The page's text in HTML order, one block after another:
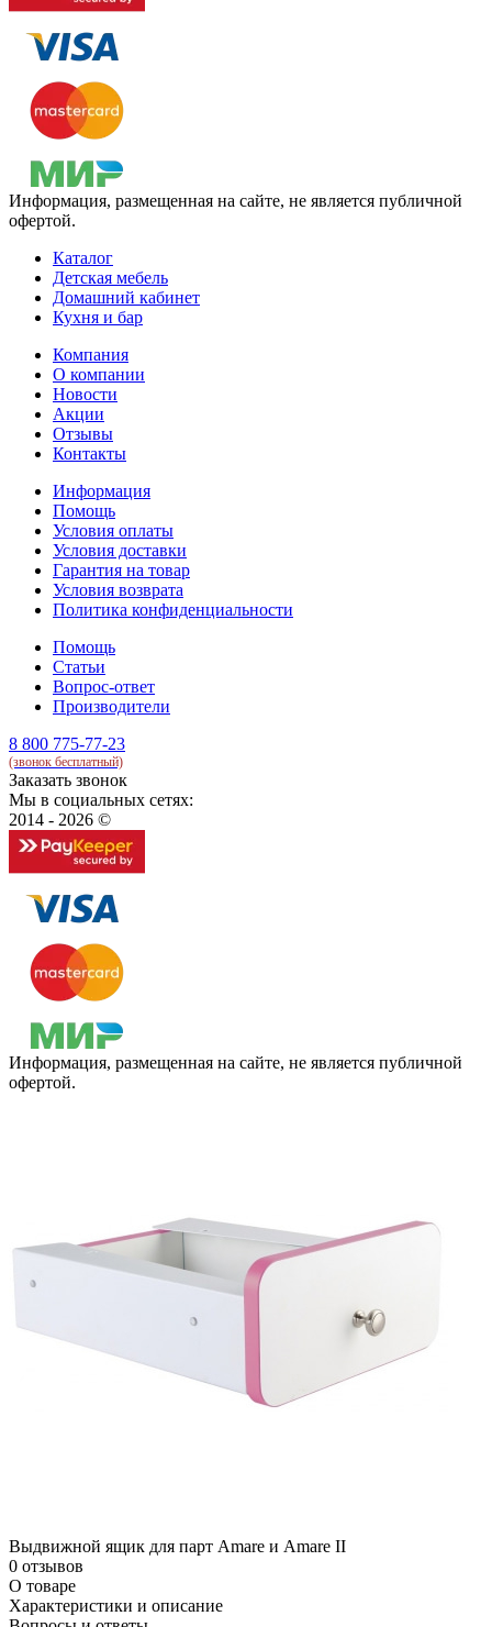
Информация, размещенная на сайте, не является публичной
офертой.
Каталог
Детская мебель
Домашний кабинет
Кухня и бар
Компания
О компании
Новости
Акции
Отзывы
Контакты
Информация
Помощь
Условия оплаты
Условия доставки
Гарантия на товар
Условия возврата
Политика конфиденциальности
Помощь
Статьи
Вопрос-ответ
Производители
8 800 775-77-23
(звонок бесплатный)
Заказать звонок
Мы в социальных сетях:
2014 - 2026 ©
Информация, размещенная на сайте, не является публичной
офертой.
Выдвижной ящик для парт Amare и Amare II
0 отзывов
О товаре
Характеристики и описание